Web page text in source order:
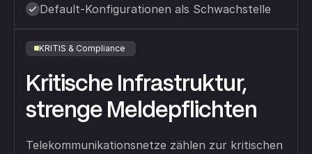
Default-Konfigurationen als Schwachstelle
KRITIS & Compliance
Kritische Infrastruktur,
strenge Meldepflichten
Telekommunikationsnetze zählen zur kritischen